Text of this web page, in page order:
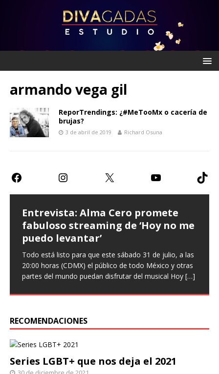
armando vega gil
ReporTrendings: ¿#MeTooMx o cacería de
brujas?
3 de abril de 2019 Richard Osuna
Entrevista: Alma Cero promete
fabuloso streaming de ‘Hoy no me
puedo levantar’
Todo está listo para que este sábado 31 de julio, a las
20:00 horas (CDMX) el público de todo México y otras
partes del mundo puedan disfrutar del musical Hoy […]
Entrevista: Paulina Goto expresa
que ‘Nuestro amor es arte’ en
nuevo sencillo
Entrevista Divagadas por Richard Osuna (IG:
@beepbeeprichiemx)Fotografías: Cortesía Nuestro
amor es arte es el nuevo sencillo de Paulina Goto en la
Teatro CDMX: Prometen risas con
‘Infieles’, una obra llena de
enredos
Este miércoles llega una nueva función de la comedia
teatral Infieles, historia que promete Chapu Garza, uno
de los actores que forman parte de la obra, identificará
RECOMENDACIONES
Series LGBT+ que nos deja el 2021